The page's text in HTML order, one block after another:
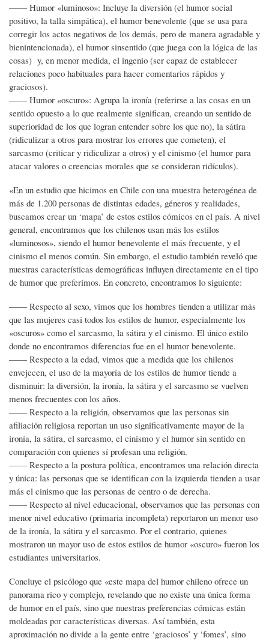
—— Humor «luminoso»: Incluye la diversión (el humor social
positivo, la talla simpática), el humor benevolente (que se usa para
corregir los actos negativos de los demás, pero de manera agradable y
bienintencionada), el humor sinsentido (que juega con la lógica de las
cosas) y, en menor medida, el ingenio (ser capaz de establecer
relaciones poco habituales para hacer comentarios rápidos y
graciosos).
—— Humor «oscuro»: Agrupa la ironía (referirse a las cosas en un
sentido opuesto a lo que realmente significan, creando un sentido de
superioridad de los que logran entender sobre los que no), la sátira
(ridiculizar a otros para mostrar los errores que cometen), el
sarcasmo (criticar y ridiculizar a otros) y el cinismo (el humor para
atacar valores o creencias morales que se consideran ridículos).
«En un estudio que hicimos en Chile con una muestra heterogénea de
más de 1.200 personas de distintas edades, géneros y realidades,
buscamos crear un ‘mapa’ de estos estilos cómicos en el país. A nivel
general, encontramos que los chilenos usan más los estilos
«luminosos», siendo el humor benevolente el más frecuente, y el
cinismo el menos común. Sin embargo, el estudio también reveló que
nuestras características demográficas influyen directamente en el tipo
de humor que preferimos. En concreto, encontramos lo siguiente:
—— Respecto al sexo, vimos que los hombres tienden a utilizar más
que las mujeres casi todos los estilos de humor, especialmente los
«oscuros» como el sarcasmo, la sátira y el cinismo. El único estilo
donde no encontramos diferencias fue en el humor benevolente.
—— Respecto a la edad, vimos que a medida que los chilenos
envejecen, el uso de la mayoría de los estilos de humor tiende a
disminuir: la diversión, la ironía, la sátira y el sarcasmo se vuelven
menos frecuentes con los años.
—— Respecto a la religión, observamos que las personas sin
afiliación religiosa reportan un uso significativamente mayor de la
ironía, la sátira, el sarcasmo, el cinismo y el humor sin sentido en
comparación con quienes sí profesan una religión.
—— Respecto a la postura política, encontramos una relación directa
y única: las personas que se identifican con la izquierda tienden a usar
más el cinismo que las personas de centro o de derecha.
—— Respecto al nivel educacional, observamos que las personas con
menor nivel educativo (primaria incompleta) reportaron un menor uso
de la ironía, la sátira y el sarcasmo. Por el contrario, quienes
mostraron un mayor uso de estos estilos de humor «oscuro» fueron los
estudiantes universitarios.
Concluye el psicólogo que «este mapa del humor chileno ofrece un
panorama rico y complejo, revelando que no existe una única forma
de humor en el país, sino que nuestras preferencias cómicas están
moldeadas por características diversas. Así también, esta
aproximación no divide a la gente entre ‘graciosos’ y ‘fomes’, sino